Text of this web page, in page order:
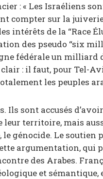
: « Les Israéliens
compter sur la
intérêts de la “Race
des pseudo “six
fédérale un milliard
: il faut, pour Tel-
les peuples
Ils sont accusés
leur territoire, mais
génocide. Le soutien
argumentation, qui
des Arabes.
et sémantique,